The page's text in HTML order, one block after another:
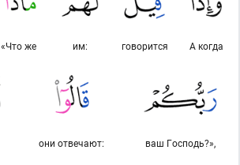
А когда
говорится
им:
«Что же
ваш Господь?»,
они отвечают: